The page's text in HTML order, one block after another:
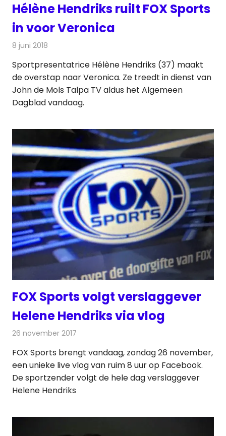
Hélène Hendriks ruilt FOX Sports
in voor Veronica
8 juni 2018
Sportpresentatrice Hélène Hendriks (37) maakt
de overstap naar Veronica. Ze treedt in dienst van
John de Mols Talpa TV aldus het Algemeen
Dagblad vandaag.
FOX Sports volgt verslaggever
Helene Hendriks via vlog
26 november 2017
FOX Sports brengt vandaag, zondag 26 november,
een unieke live vlog van ruim 8 uur op Facebook.
De sportzender volgt de hele dag verslaggever
Helene Hendriks